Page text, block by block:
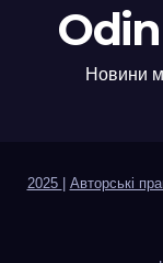
Новини
2025 | Авторські